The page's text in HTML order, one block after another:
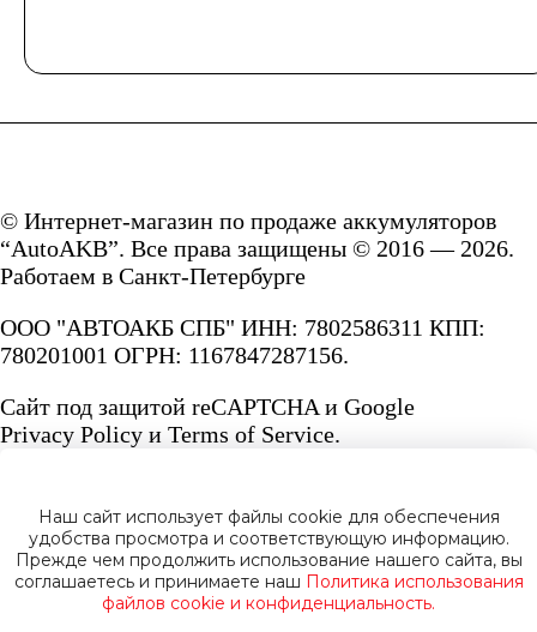
© Интернет-магазин по продаже аккумуляторов
“AutoAKB”. Все права защищены © 2016 — 2026.
Работаем в Санкт-Петербурге
ООО "АВТОАКБ СПБ" ИНН: 7802586311 КПП:
780201001 ОГРН: 1167847287156.
Сайт под защитой reCAPTCHA и Google
Privacy Policy и Terms of Service.
Политика конфиденциальности
Наш сайт использует файлы cookie для обеспечения
удобства просмотра и соответствующую информацию.
Прежде чем продолжить использование нашего сайта, вы
соглашаетесь и принимаете наш Политика использования
файлов cookie и конфиденциальность.